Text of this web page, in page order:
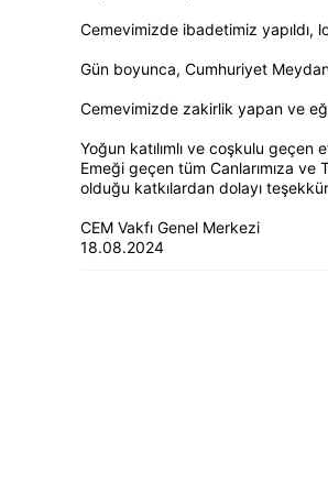
Cemevimizde ibadetimiz yapıldı,
Gün boyunca, Cumhuriyet
Cemevimizde zakirlik yapan ve
Yoğun katılımlı ve coşkulu geçen
Emeği geçen tüm Canlarımıza ve
olduğu katkılardan dolayı
CEM Vakfı Genel Merkezi
18.08.2024